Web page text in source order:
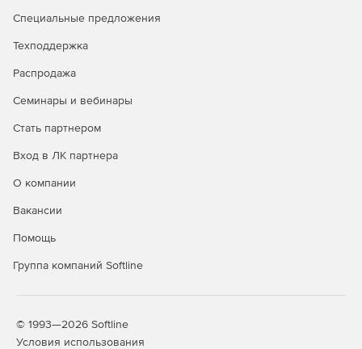
Специальные предложения
Техподдержка
Распродажа
Семинары и вебинары
Стать партнером
Вход в ЛК партнера
О компании
Вакансии
Помощь
Группа компаний Softline
© 1993—2026 Softline
Условия использования